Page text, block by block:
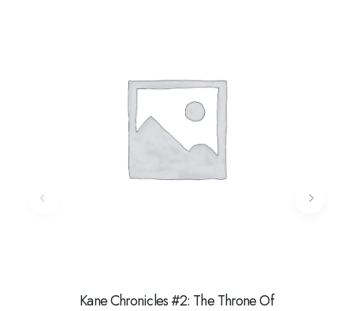
Kane Chronicles #2: The Throne Of